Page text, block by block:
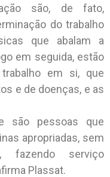
são, de fato,
do trabalho
que abalam a
em seguida, estão
em si, que
e de doenças, e as
são pessoas que
apropriadas, sem
fazendo serviço
Plassat.